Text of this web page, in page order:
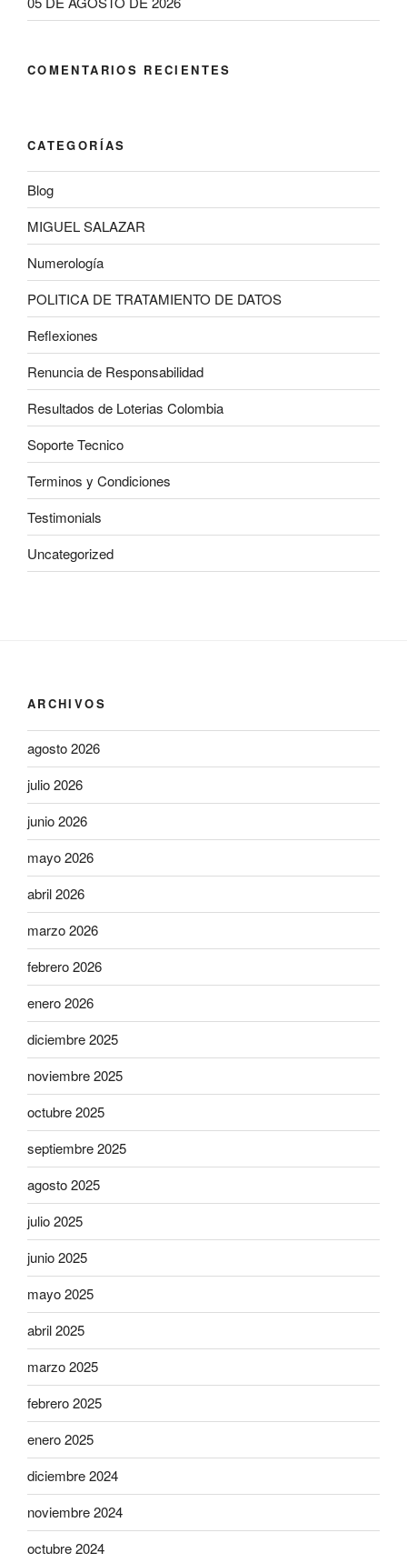
COMENTARIOS RECIENTES
CATEGORÍAS
Blog
MIGUEL SALAZAR
Numerología
POLITICA DE TRATAMIENTO DE DATOS
Reflexiones
Renuncia de Responsabilidad
Resultados de Loterias Colombia
Soporte Tecnico
Terminos y Condiciones
Testimonials
Uncategorized
ARCHIVOS
agosto 2026
julio 2026
junio 2026
mayo 2026
abril 2026
marzo 2026
febrero 2026
enero 2026
diciembre 2025
noviembre 2025
octubre 2025
septiembre 2025
agosto 2025
julio 2025
junio 2025
mayo 2025
abril 2025
marzo 2025
febrero 2025
enero 2025
diciembre 2024
noviembre 2024
octubre 2024